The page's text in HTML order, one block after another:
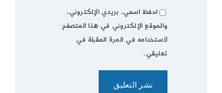
احفظ اسمي، بريدي الإلكتروني،
والموقع الإلكتروني في هذا المتصفح
لاستخدامه في المرة المقبلة في
تعليقي.